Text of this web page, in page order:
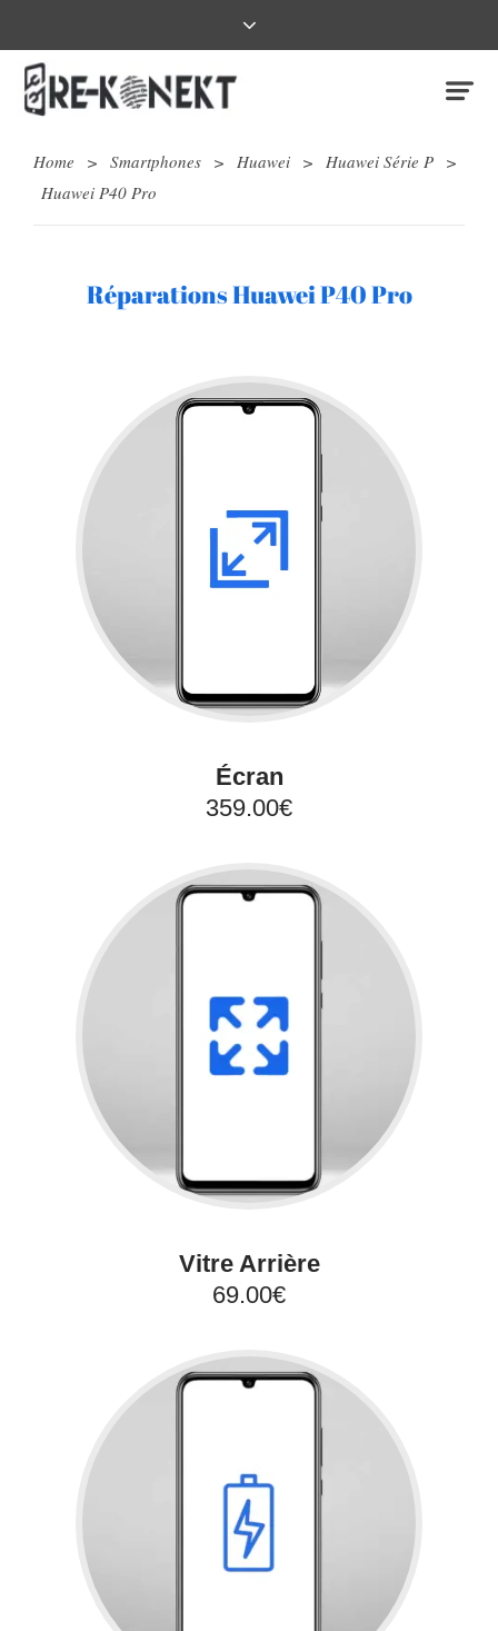
Home > Smartphones > Huawei > Huawei Série P >
Huawei P40 Pro
Réparations Huawei P40 Pro
Écran
359.00€
Vitre Arrière
69.00€